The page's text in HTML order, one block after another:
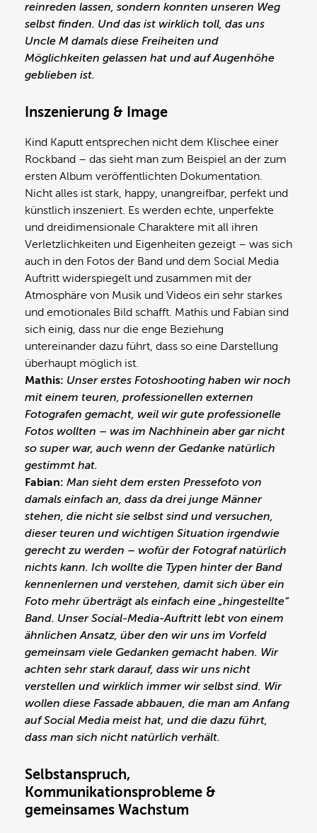
reinreden lassen, sondern konnten unseren Weg
selbst finden. Und das ist wirklich toll, das uns
Uncle M damals diese Freiheiten und
Möglichkeiten gelassen hat und auf Augenhöhe
geblieben ist.
Inszenierung & Image
Kind Kaputt entsprechen nicht dem Klischee einer
Rockband – das sieht man zum Beispiel an der zum
ersten Album veröffentlichten Dokumentation.
Nicht alles ist stark, happy, unangreifbar, perfekt und
künstlich inszeniert. Es werden echte, unperfekte
und dreidimensionale Charaktere mit all ihren
Verletzlichkeiten und Eigenheiten gezeigt – was sich
auch in den Fotos der Band und dem Social Media
Auftritt widerspiegelt und zusammen mit der
Atmosphäre von Musik und Videos ein sehr starkes
und emotionales Bild schafft. Mathis und Fabian sind
sich einig, dass nur die enge Beziehung
untereinander dazu führt, dass so eine Darstellung
überhaupt möglich ist.
Mathis: Unser erstes Fotoshooting haben wir noch
mit einem teuren, professionellen externen
Fotografen gemacht, weil wir gute professionelle
Fotos wollten – was im Nachhinein aber gar nicht
so super war, auch wenn der Gedanke natürlich
gestimmt hat.
Fabian: Man sieht dem ersten Pressefoto von
damals einfach an, dass da drei junge Männer
stehen, die nicht sie selbst sind und versuchen,
dieser teuren und wichtigen Situation irgendwie
gerecht zu werden – wofür der Fotograf natürlich
nichts kann. Ich wollte die Typen hinter der Band
kennenlernen und verstehen, damit sich über ein
Foto mehr überträgt als einfach eine „hingestellte“
Band. Unser Social-Media-Auftritt lebt von einem
ähnlichen Ansatz, über den wir uns im Vorfeld
gemeinsam viele Gedanken gemacht haben. Wir
achten sehr stark darauf, dass wir uns nicht
verstellen und wirklich immer wir selbst sind. Wir
wollen diese Fassade abbauen, die man am Anfang
auf Social Media meist hat, und die dazu führt,
dass man sich nicht natürlich verhält.
Selbstanspruch,
Kommunikationsprobleme &
gemeinsames Wachstum